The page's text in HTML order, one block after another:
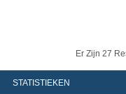
Er Zijn 27
STATISTIEKEN